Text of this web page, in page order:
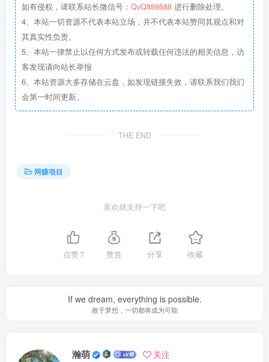
如有侵权，请联系站长微信号： QvQ888688 进行删除处理。
4、本站一切资源不代表本站立场，并不代表本站赞同其观点和对
其真实性负责。
5、本站一律禁止以任何方式发布或转载任何违法的相关信息，访
客发现请向站长举报
6、本站资源大多存储在云盘，如发现链接失效，请联系我们我们
会第一时间更新。
THE END
网赚项目
喜欢就支持一下吧
点赞7 赞赏 分享 收藏
If we dream, everything is possible.
敢于梦想，一切都将成为可能
瀚萌 关注